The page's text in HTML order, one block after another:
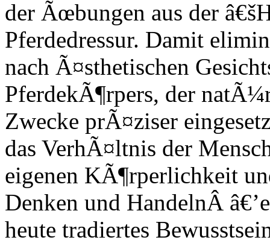
der Ãœbungen aus der
Pferdedressur. Damit
nach Ã¤sthetischen
PferdekÃ¶rpers, der
Zwecke prÃ¤ziser
das VerhÃ¤ltnis der
eigenen KÃ¶rperlichkeit
Denken und HandelnÂ
heute tradiertes